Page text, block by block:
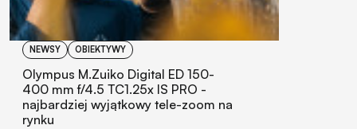
NEWSY OBIEKTYWY
Olympus M.Zuiko Digital ED 150-
400 mm f/4.5 TC1.25x IS PRO -
najbardziej wyjątkowy tele-zoom na
rynku